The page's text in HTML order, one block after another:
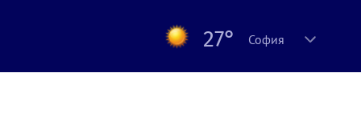
27° София